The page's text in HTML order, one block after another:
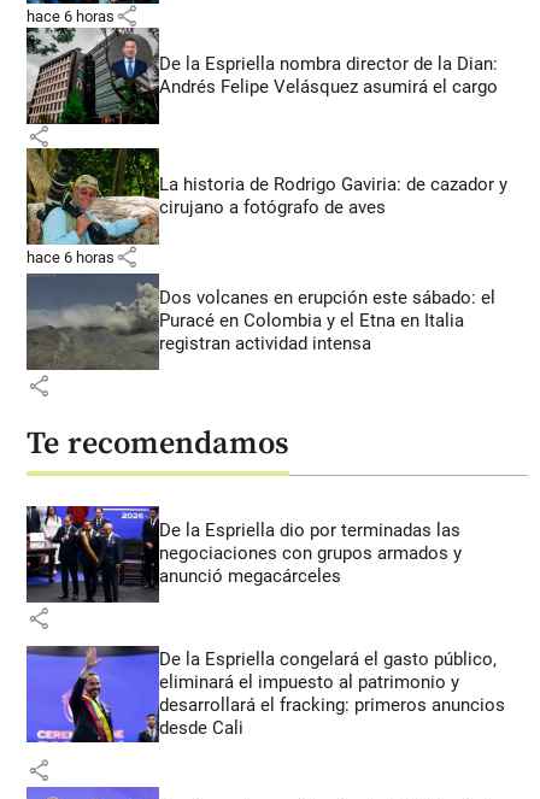
hace 6 horas share
De la Espriella nombra director de la Dian:
Andrés Felipe Velásquez asumirá el cargo
share
La historia de Rodrigo Gaviria: de cazador y
cirujano a fotógrafo de aves
hace 6 horas share
Dos volcanes en erupción este sábado: el
Puracé en Colombia y el Etna en Italia
registran actividad intensa
share
Te recomendamos
De la Espriella dio por terminadas las
negociaciones con grupos armados y
anunció megacárceles
share
De la Espriella congelará el gasto público,
eliminará el impuesto al patrimonio y
desarrollará el fracking: primeros anuncios
desde Cali
share